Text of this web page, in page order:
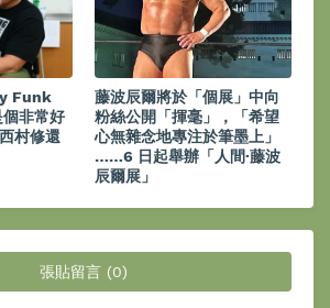
Funk
非常好
村修還
藤波辰爾將於「個展」中向
粉絲公開「揮毫」，「希望
心無雜念地專注於筆墨上」
……6 日起舉辦「人間·藤波
辰爾展」
張貼留言 (0)